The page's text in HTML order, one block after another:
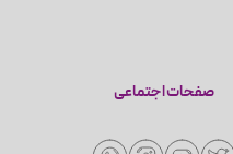
صفحات اجتماعی